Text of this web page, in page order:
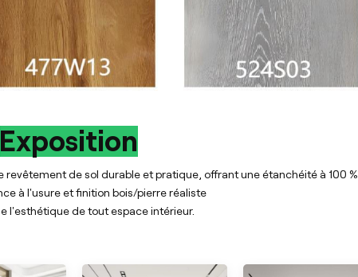
Exposition
revêtement de sol durable et pratique, offrant une étanchéité à 100 %,
à l'usure et finition bois/pierre réaliste
l'esthétique de tout espace intérieur.